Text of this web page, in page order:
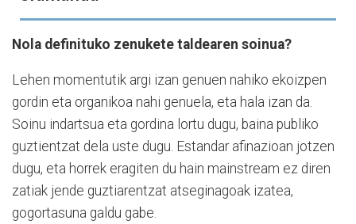
Nola definituko zenukete taldearen soinua?
Lehen momentutik argi izan genuen nahiko ekoizpen
gordin eta organikoa nahi genuela, eta hala izan da.
Soinu indartsua eta gordina lortu dugu, baina publiko
guztientzat dela uste dugu. Estandar afinazioan jotzen
dugu, eta horrek eragiten du hain mainstream ez diren
zatiak jende guztiarentzat atseginagoak izatea,
gogortasuna galdu gabe.